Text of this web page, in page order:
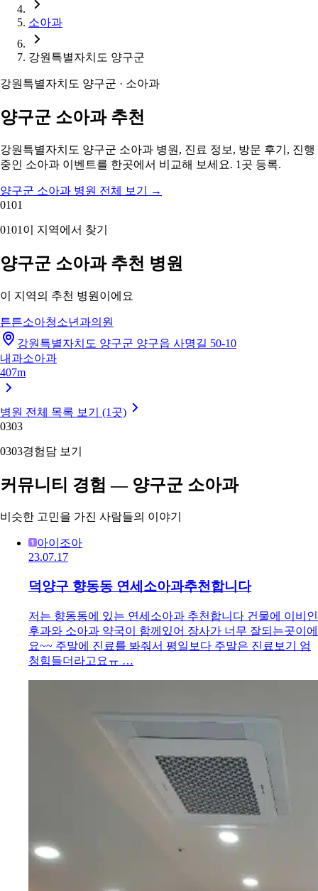
소아과
강원특별자치도 양구군
강원특별자치도 양구군 · 소아과
양구군 소아과 추천
강원특별자치도 양구군 소아과 병원, 진료 정보, 방문 후기, 진행
중인 소아과 이벤트를 한곳에서 비교해 보세요. 1곳 등록.
양구군 소아과 병원 전체 보기
→
0101
0101 이 지역에서 찾기
양구군 소아과 추천 병원
이 지역의 추천 병원이에요
튼튼소아청소년과의원
강원특별자치도 양구군 양구읍 사명길 50-10
내과소아과
407m
병원 전체 목록 보기 (1곳)
0303
0303경험담 보기
커뮤니티 경험 — 양구군 소아과
비슷한 고민을 가진 사람들의 이야기
아이조아
23.07.17
덕양구 향동동 연세소아과추천합니다
저는 향동동에 있는 연세소아과 추천합니다 건물에 이비인
후과와 소아과 약국이 함께있어 장사가 너무 잘되는곳이에
요~~ 주말에 진료를 봐줘서 평일보다 주말은 진료보기 엄
청힘들더라고요ㅠ …